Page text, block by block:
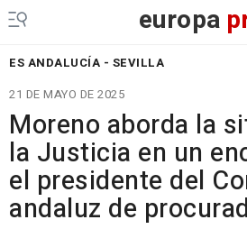
europa
ES ANDALUCÍA - SEVILLA
21 DE MAYO DE 2025
Moreno aborda la
la Justicia en un
el presidente del
andaluz de